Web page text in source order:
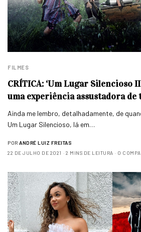
FILMES
CRÍTICA: ‘Um Lugar Silencioso
uma experiência assustadora
Ainda me lembro, detalhadamente, de
Um Lugar Silencioso, lá em…
POR ANDRÉ LUIZ FREITAS
22 DE JULHO DE 2021
2 MINS DE LEITURA 0